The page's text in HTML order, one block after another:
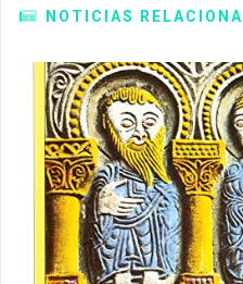
NOTICIAS